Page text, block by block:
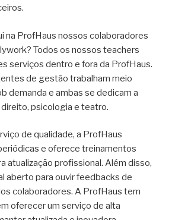
na ProfHaus nossos colaboradores
Todos os nossos teachers
serviços dentro e fora da ProfHaus.
de gestão trabalham meio
demanda e ambas se dedicam a
psicologia e teatro.
de qualidade, a ProfHaus
e oferece treinamentos
atualização profissional. Além disso,
aberto para ouvir feedbacks de
colaboradores. A ProfHaus tem
oferecer um serviço de alta